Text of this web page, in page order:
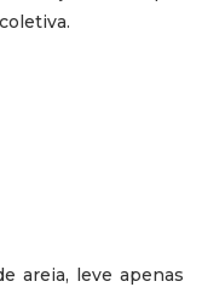
areia, leve apenas